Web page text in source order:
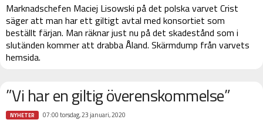
Marknadschefen Maciej Lisowski på det polska varvet Crist
säger att man har ett giltigt avtal med konsortiet som
beställt färjan. Man räknar just nu på det skadestånd som i
slutänden kommer att drabba Åland. Skärmdump från varvets
hemsida.
”Vi har en giltig överenskommelse”
NYHETER 07:00 torsdag, 23 januari, 2020